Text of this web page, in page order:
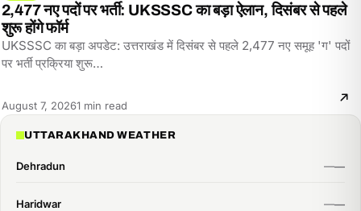
2,477 नए पदों पर भर्ती: UKSSSC का बड़ा ऐलान, दिसंबर से पहले
शुरू होंगे फॉर्म
UKSSSC का बड़ा अपडेट: उत्तराखंड में दिसंबर से पहले 2,477 नए समूह 'ग' पदों
पर भर्ती प्रक्रिया शुरू…
August 7, 2026Reading
1 min read
UTTARAKHAND WEATHER
Dehradun
Haridwar